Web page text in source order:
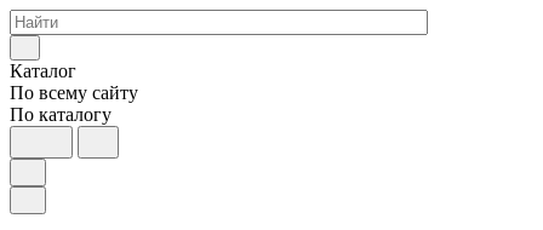
Каталог
По всему сайту
По каталогу